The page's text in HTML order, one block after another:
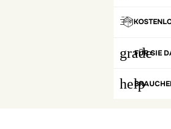
grade
FÜR SIE
help